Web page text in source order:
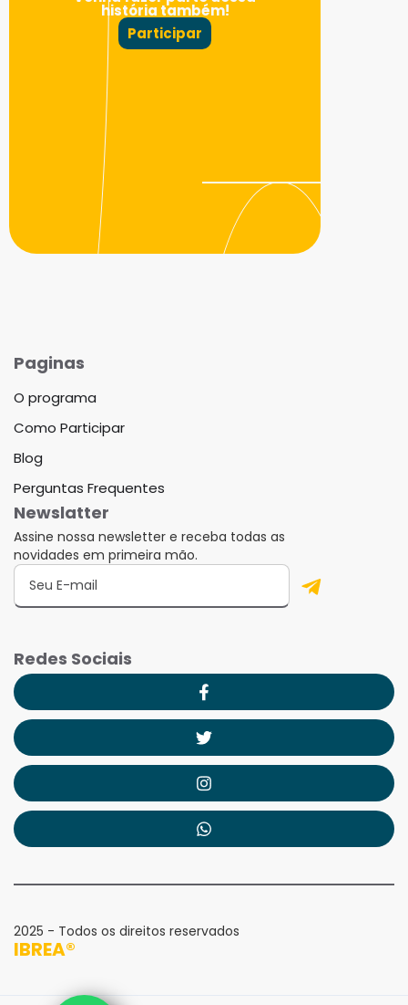
história também!
Participar
Paginas
O programa
Como Participar
Blog
Perguntas Frequentes
Newslatter
Assine nossa newsletter e receba todas as
novidades em primeira mão.
Redes Sociais
2025 - Todos os direitos reservados
IBREA®